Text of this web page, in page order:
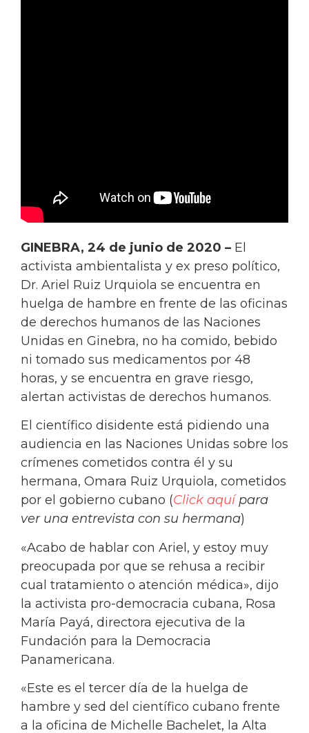
GINEBRA, 24 de junio de 2020 – El
activista ambientalista y ex preso político,
Dr. Ariel Ruiz Urquiola se encuentra en
huelga de hambre en frente de las oficinas
de derechos humanos de las Naciones
Unidas en Ginebra, no ha comido, bebido
ni tomado sus medicamentos por 48
horas, y se encuentra en grave riesgo,
alertan activistas de derechos humanos.
El científico disidente está pidiendo una
audiencia en las Naciones Unidas sobre los
crímenes cometidos contra él y su
hermana, Omara Ruiz Urquiola, cometidos
por el gobierno cubano (Click aquípara
ver una entrevista con su hermana)
«Acabo de hablar con Ariel, y estoy muy
preocupada por que se rehusa a recibir
cual tratamiento o atención médica», dijo
la activista pro-democracia cubana, Rosa
María Payá, directora ejecutiva de la
Fundación para la Democracia
Panamericana.
«Este es el tercer día de la huelga de
hambre y sed del científico cubano frente
a la oficina de Michelle Bachelet, la Alta